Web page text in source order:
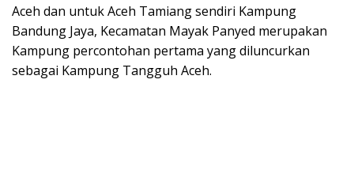
Aceh dan untuk Aceh Tamiang sendiri Kampung
Bandung Jaya, Kecamatan Mayak Panyed merupakan
Kampung percontohan pertama yang diluncurkan
sebagai Kampung Tangguh Aceh.